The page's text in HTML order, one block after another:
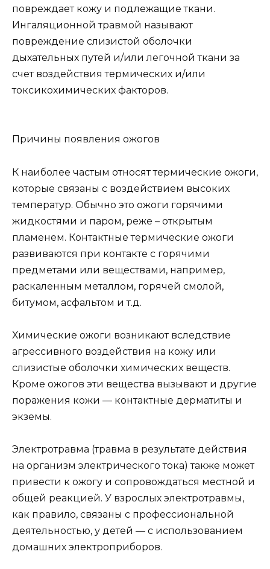
повреждает кожу и подлежащие ткани.
Ингаляционной травмой называют
повреждение слизистой оболочки
дыхательных путей и/или легочной ткани за
счет воздействия термических и/или
токсикохимических факторов.
Причины появления ожогов
К наиболее частым относяттермические ожоги,
которые связаны с воздействием высоких
температур. Обычно это ожоги горячими
жидкостями и паром, реже – открытым
пламенем. Контактные термические ожоги
развиваются при контакте с горячими
предметами или веществами, например,
раскаленным металлом, горячей смолой,
битумом, асфальтом и т.д.
Химические ожоги возникают вследствие
агрессивного воздействия на кожу или
слизистые оболочки химических веществ.
Кроме ожогов эти вещества вызывают и другие
поражения кожи — контактные дерматиты и
экземы.
Электротравма (травма в результате действия
на организм электрического тока) также может
привести к ожогу и сопровождаться местной и
общей реакцией. У взрослых электротравмы,
как правило, связаны с профессиональной
деятельностью, у детей — с использованием
домашних электроприборов.